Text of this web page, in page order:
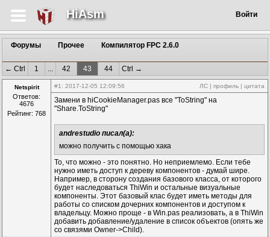
HiAsm Войти
Форумы Прочее Компилятор FPC 2.6.0
← Ctrl 1 ... 42 43 44 Ctrl →
Netspirit
Ответов:
4676
Рейтинг: 768
#1 : 2017-12-05 12:09:56 ЛС | профиль | цитата
Замени в hiCookieManager.pas все "ToString" на
"Share.ToString"
andrestudio писал(а):
можно получить с помощью хака
То, что можно - это понятно. Но неприемлемо. Если тебе
нужно иметь доступ к дереву компонентов - думай шире.
Например, в сторону создания базового класса, от которого
будет наследоваться ThiWin и остальные визуальные
компоненты. Этот базовый клас будет иметь методы для
работы со списком дочерних компонентов и доступом к
владельцу. Можно проще - в Win.pas реализовать, а в ThiWin
добавить добавление/удаление в список объектов (опять же
со связями Owner->Child).